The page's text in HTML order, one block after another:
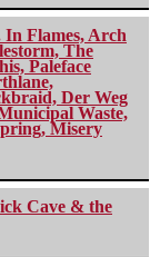
In Flames, Arch
The
Paleface
Der Weg
Waste,
Misery
Cave & the